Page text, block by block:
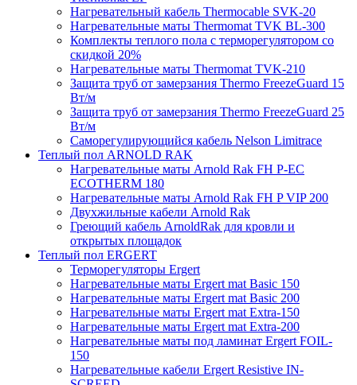
Нагревательный кабель Thermocable SVK-20
Нагревательные маты Thermomat TVK BL-300
Комплекты теплого пола с терморегулятором со
скидкой 20%
Нагревательные маты Thermomat TVK-210
Защита труб от замерзания Thermo FreezeGuard 15
Вт/м
Защита труб от замерзания Thermo FreezeGuard 25
Вт/м
Саморегулирующийся кабель Nelson Limitrace
Теплый пол ARNOLD RAK
Нагревательные маты Arnold Rak FH P-EC
ECOTHERM 180
Нагревательные маты Arnold Rak FH P VIP 200
Двухжильные кабели Arnold Rak
Греющий кабель ArnoldRak для кровли и
открытых площадок
Теплый пол ERGERT
Терморегуляторы Ergert
Нагревательные маты Ergert mat Basic 150
Нагревательные маты Ergert mat Basic 200
Нагревательные маты Ergert mat Extra-150
Нагревательные маты Ergert mat Extra-200
Нагревательные маты под ламинат Ergert FOIL-
150
Нагревательные кабели Ergert Resistive IN-